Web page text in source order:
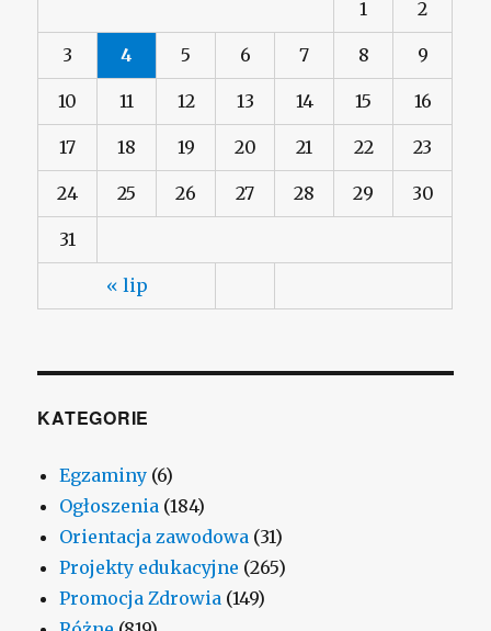
« lip
1 2
3 4 5 6 7 8 9
10 11 12 13 14 15 16
17 18 19 20 21 22 23
24 25 26 27 28 29 30
31
KATEGORIE
Egzaminy (6)
Ogłoszenia (184)
Orientacja zawodowa (31)
Projekty edukacyjne (265)
Promocja Zdrowia (149)